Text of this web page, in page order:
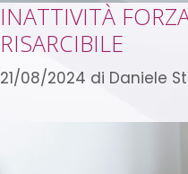
INATTIVITÀ
RISARCIBILE
21/08/2024 di Daniele